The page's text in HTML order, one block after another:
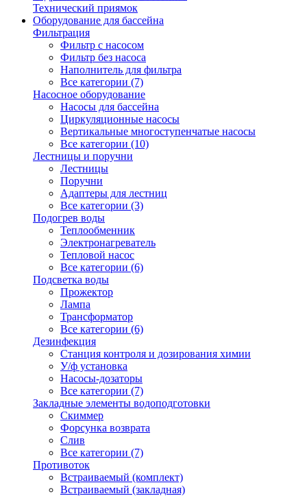
Технический приямок
Оборудование для бассейна
Фильтрация
Фильтр с насосом
Фильтр без насоса
Наполнитель для фильтра
Все категории (7)
Насосное оборудование
Насосы для бассейна
Циркуляционные насосы
Вертикальные многоступенчатые насосы
Все категории (10)
Лестницы и поручни
Лестницы
Поручни
Адаптеры для лестниц
Все категории (3)
Подогрев воды
Теплообменник
Электронагреватель
Тепловой насос
Все категории (6)
Подсветка воды
Прожектор
Лампа
Трансформатор
Все категории (6)
Дезинфекция
Станция контроля и дозирования химии
У/ф установка
Насосы-дозаторы
Все категории (7)
Закладные элементы водоподготовки
Скиммер
Форсунка возврата
Слив
Все категории (7)
Противоток
Встраиваемый (комплект)
Встраиваемый (закладная)